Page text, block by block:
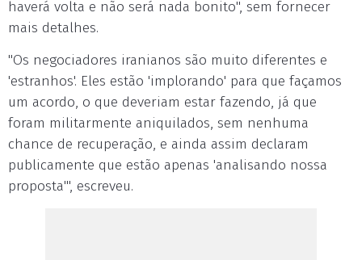
haverá volta e não será nada bonito", sem fornecer
mais detalhes.
"Os negociadores iranianos são muito diferentes e
'estranhos'. Eles estão 'implorando' para que façamos
um acordo, o que deveriam estar fazendo, já que
foram militarmente aniquilados, sem nenhuma
chance de recuperação, e ainda assim declaram
publicamente que estão apenas 'analisando nossa
proposta'", escreveu.